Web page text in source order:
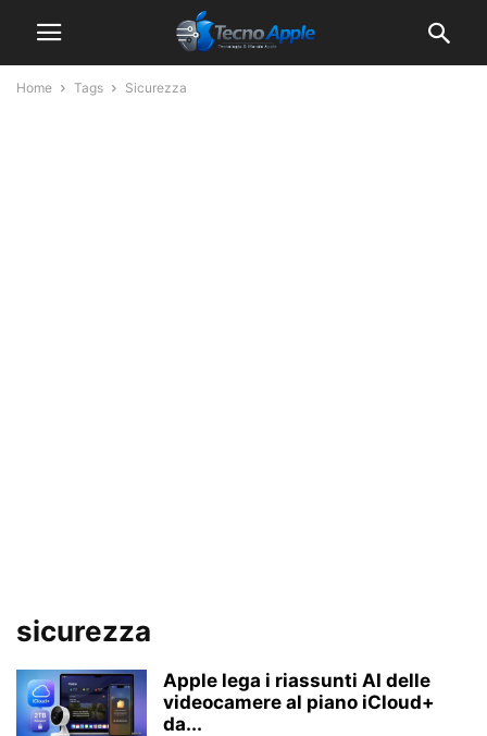
Home Tags Sicurezza
sicurezza
Apple lega i riassunti AI delle
videocamere al piano iCloud+
da...